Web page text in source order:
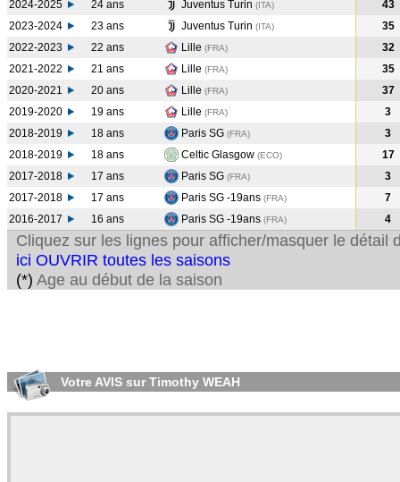
2024-2025
24 ans Juventus Turin (ITA)
43
2023-2024
23 ans Juventus Turin (ITA)
35
2022-2023
22 ans Lille (FRA)
32
2021-2022
21 ans Lille (FRA)
35
2020-2021
20 ans Lille (FRA)
37
2019-2020
19 ans Lille (FRA)
3
2018-2019
18 ans Paris SG (FRA)
3
2018-2019
18 ans Celtic Glasgow (ECO)
17
2017-2018
17 ans Paris SG (FRA)
3
2017-2018
17 ans Paris SG -19ans (FRA)
7
2016-2017
16 ans Paris SG -19ans (FRA) 4
Cliquez sur les lignes pour afficher/masquer le détail
ici OUVRIR toutes les saisons
(*) Age au début de la saison
Votre AVIS sur Timothy WEAH